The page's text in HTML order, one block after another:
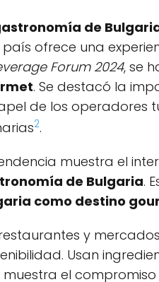
de
país ofrece una
Forum 2024, se
. Se destacó la
de los operadores
2.
muestra el
de Bulgaria.
como destino
y
Usan
muestra el